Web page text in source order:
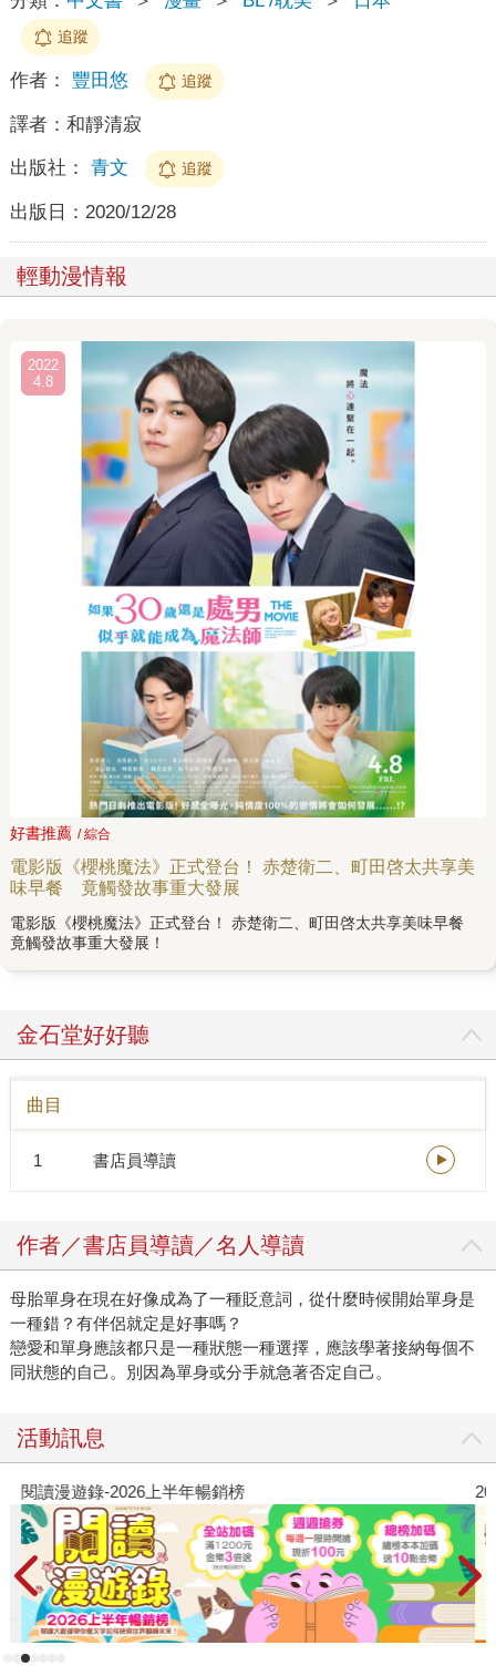
追蹤
作者： 豐田悠 追蹤
譯者： 和靜清寂
出版社： 青文 追蹤
出版日： 2020/12/28
輕動漫情報
2022
4.8
好書推薦 / 綜合
電影版《櫻桃魔法》正式登台！ 赤楚衛二、町田啓太共享美
味早餐 竟觸發故事重大發展
電影版《櫻桃魔法》正式登台！ 赤楚衛二、町田啓太共享美味早餐
竟觸發故事重大發展！
金石堂好好聽
曲目
1 書店員導讀
作者／書店員導讀／名人導讀
母胎單身在現在好像成為了一種貶意詞，從什麼時候開始單身是
一種錯？有伴侶就定是好事嗎？
戀愛和單身應該都只是一種狀態一種選擇，應該學著接納每個不
同狀態的自己。別因為單身或分手就急著否定自己。
活動訊息
閱讀漫遊錄-2026上半年暢銷榜